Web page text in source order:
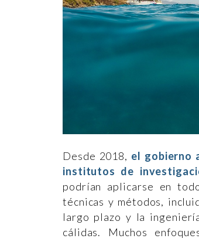
Desde 2018, el gobierno
institutos de
podrían aplicarse en
técnicas y métodos,
largo plazo y la
cálidas. Muchos